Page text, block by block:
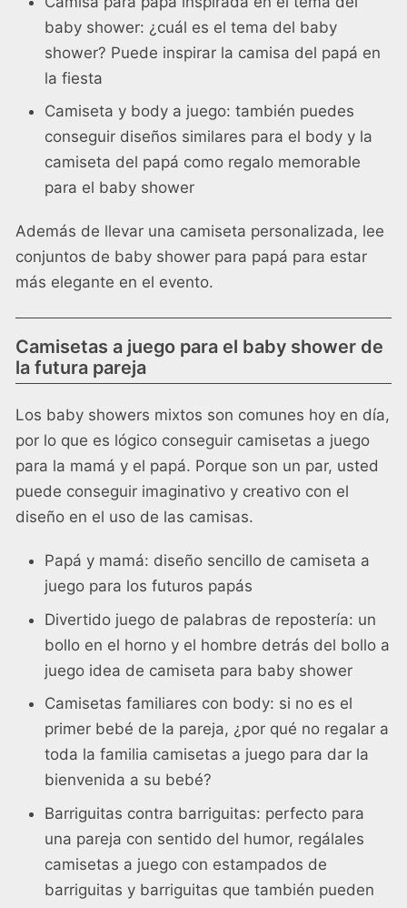
baby shower: ¿cuál es el tema del baby
shower? Puede inspirar la camisa del papá en
la fiesta
Camiseta y body a juego: también puedes
conseguir diseños similares para el body y la
camiseta del papá como regalo memorable
para el baby shower
Además de llevar una camiseta personalizada, lee
conjuntos de baby shower para papá para estar
más elegante en el evento.
Camisetas a juego para el baby shower de
la futura pareja
Los baby showers mixtos son comunes hoy en día,
por lo que es lógico conseguir camisetas a juego
para la mamá y el papá. Porque son un par, usted
puede conseguir imaginativo y creativo con el
diseño en el uso de las camisas.
Papá y mamá: diseño sencillo de camiseta a
juego para los futuros papás
Divertido juego de palabras de repostería: un
bollo en el horno y el hombre detrás del bollo a
juego idea de camiseta para baby shower
Camisetas familiares con body: si no es el
primer bebé de la pareja, ¿por qué no regalar a
toda la familia camisetas a juego para dar la
bienvenida a su bebé?
Barriguitas contra barriguitas: perfecto para
una pareja con sentido del humor, regálales
camisetas a juego con estampados de
barriguitas y barriguitas que también pueden